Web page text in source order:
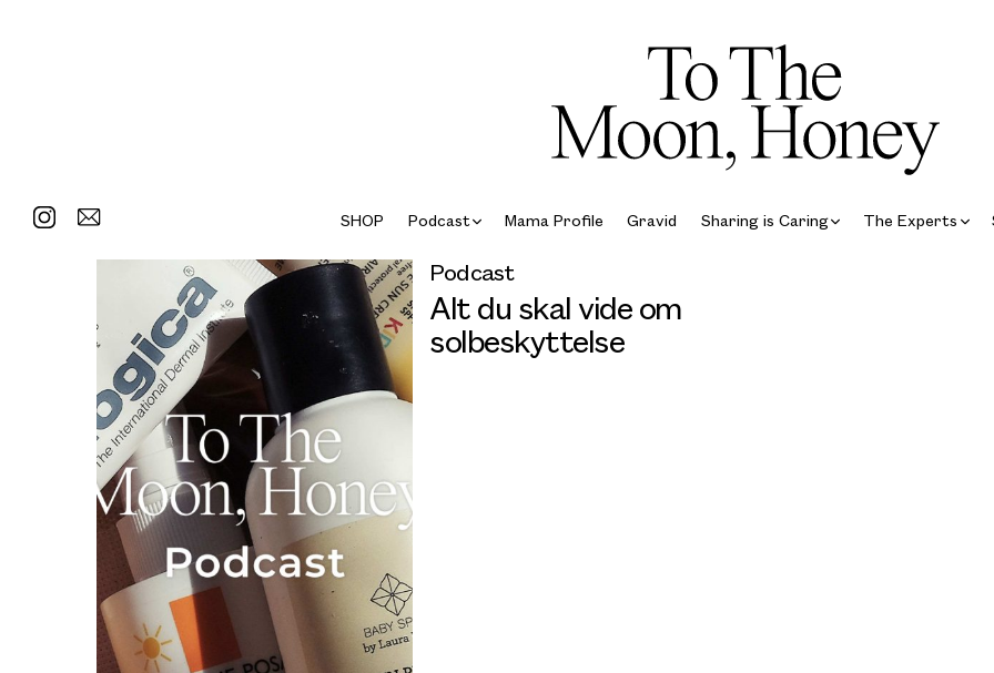
SHOP Podcast Mama Profile Gravid Sharing is Caring The Experts
Podcast
Alt du skal vide om
solbeskyttelse